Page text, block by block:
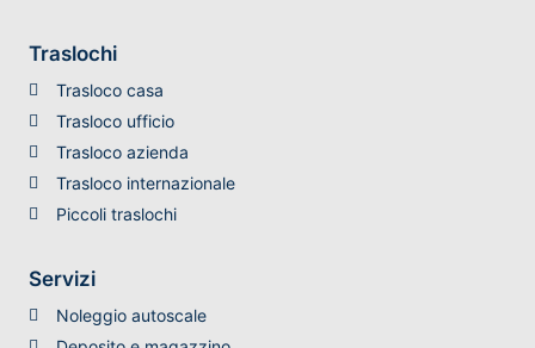
Traslochi
Trasloco casa
Trasloco ufficio
Trasloco azienda
Trasloco internazionale
Piccoli traslochi
Servizi
Noleggio autoscale